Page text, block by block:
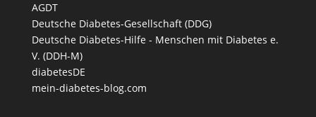
AGDT
Deutsche Diabetes-Gesellschaft (DDG)
Deutsche Diabetes-Hilfe - Menschen mit Diabetes e.
V. (DDH-M)
diabetesDE
mein-diabetes-blog.com